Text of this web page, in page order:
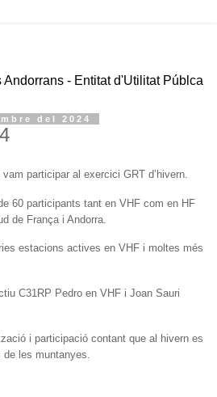
- Entitat d'Utilitat Públca
del 2024
participar al exercici GRT d’hivern.
60 participants tant en VHF com en HF
de França i Andorra.
estacions actives en VHF i moltes més
C31RP Pedro en VHF i Joan Sauri
i participació contant que al hivern es
les muntanyes.